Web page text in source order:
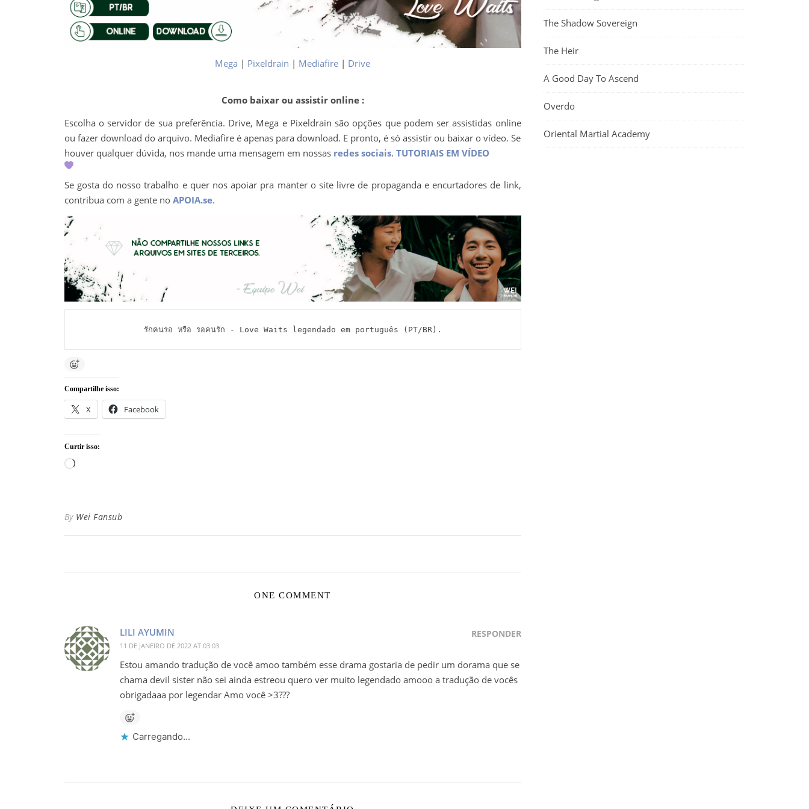
Mega | Pixeldrain | Mediafire | Drive
Como baixar ou assistir online :
Escolha o servidor de sua preferência. Drive, Mega e Pixeldrain são opções que podem ser assistidas online
ou fazer download do arquivo. Mediafire é apenas para download. E pronto, é só assistir ou baixar o vídeo. Se
houver qualquer dúvida, nos mande uma mensagem em nossas redes sociais. TUTORIAIS EM VÍDEO
Se gosta do nosso trabalho e quer nos apoiar pra manter o site livre de propaganda e encurtadores de link,
contribua com a gente no APOIA.se.
รักคนรอ หรือ รอคนรัก - Love Waits legendado em português (PT/BR).
Compartilhe isso:
X Facebook
Curtir isso:
Carregando...
By Wei Fansub
ONE COMMENT
LILI AYUMIN
11 DE JANEIRO DE 2022 AT 03:03
RESPONDER
Estou amando tradução de você amoo também esse drama gostaria de pedir um dorama que se
chama devil sister não sei ainda estreou quero ver muito legendado amooo a tradução de vocês
obrigadaaa por legendar Amo você >3???
Carregando...
The Shadow Sovereign
The Heir
A Good Day To Ascend
Overdo
Oriental Martial Academy